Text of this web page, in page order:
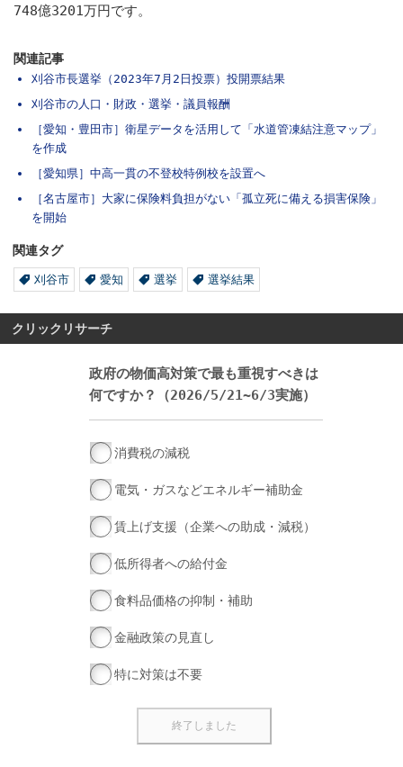
748億3201万円です。
関連記事
刈谷市長選挙（2023年7月2日投票）投開票結果
刈谷市の人口・財政・選挙・議員報酬
［愛知・豊田市］衛星データを活用して「水道管凍結注意マップ」
を作成
［愛知県］中高一貫の不登校特例校を設置へ
［名古屋市］大家に保険料負担がない「孤立死に備える損害保険」
を開始
関連タグ
刈谷市 愛知 選挙 選挙結果
クリックリサーチ
政府の物価高対策で最も重視すべきは
何ですか？（2026/5/21~6/3実施）
消費税の減税
電気・ガスなどエネルギー補助金
賃上げ支援（企業への助成・減税）
低所得者への給付金
食料品価格の抑制・補助
金融政策の見直し
特に対策は不要